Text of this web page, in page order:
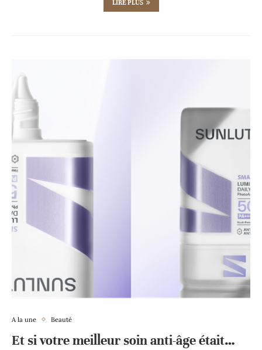
LIRE PLUS
A la une Beauté
Et si votre meilleur soin anti-âge était…